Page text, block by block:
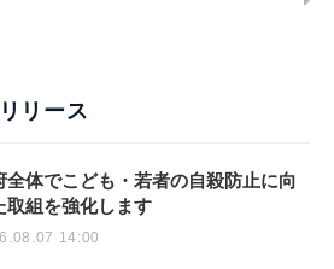
リース
全体でこども・若者の自殺防止に向
取組を強化します
14:00